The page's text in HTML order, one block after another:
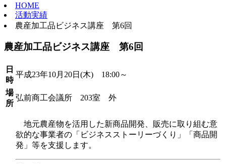
HOME
活動実績
農産加工品ビジネス講座 第6回
農産加工品ビジネス講座 第6回
日
時
平成23年10月20日(木) 18:00～
場
所
弘前商工会議所 203室 外
地元農産物を活用した新商品開発、販売に取り組む意
欲的な事業者の「ビジネスストーリーづくり」「商品開
発」等を支援します。